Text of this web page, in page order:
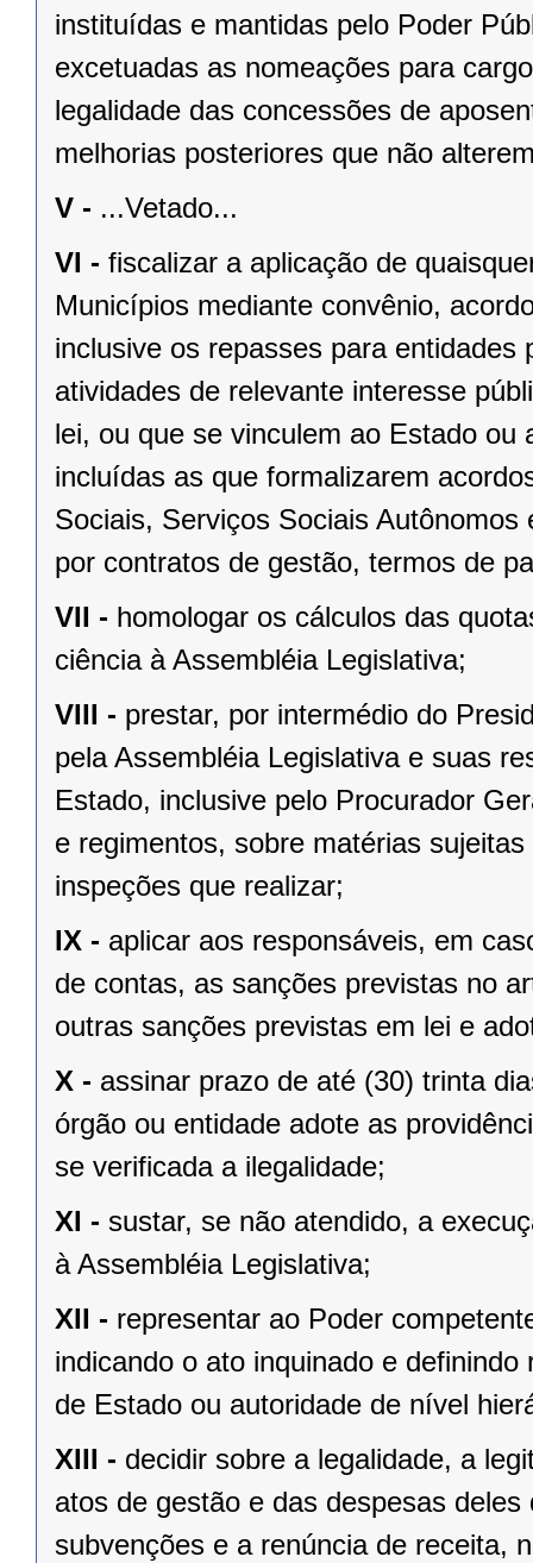
instituídas e mantidas pelo Poder
excetuadas as nomeações para
legalidade das concessões de
melhorias posteriores que não
V - ...Vetado...
VI - fiscalizar a aplicação de
Municípios mediante convênio,
inclusive os repasses para
atividades de relevante interesse
lei, ou que se vinculem ao Estado
incluídas as que formalizarem
Sociais, Serviços Sociais
por contratos de gestão, termos de
VII - homologar os cálculos das
ciência à Assembléia Legislativa;
VIII - prestar, por intermédio do
pela Assembléia Legislativa e suas
Estado, inclusive pelo Procurador
e regimentos, sobre matérias
inspeções que realizar;
IX - aplicar aos responsáveis, em
de contas, as sanções previstas no
outras sanções previstas em lei e
X - assinar prazo de até (30) trinta
órgão ou entidade adote as
se verificada a ilegalidade;
XI - sustar, se não atendido, a
à Assembléia Legislativa;
XII - representar ao Poder
indicando o ato inquinado e
de Estado ou autoridade de nível
XIII - decidir sobre a legalidade, a
atos de gestão e das despesas
subvenções e a renúncia de receita,